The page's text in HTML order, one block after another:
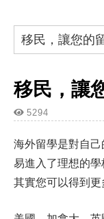
移民，讓您的
移民，讓
5294
海外留學是對自
易進入了理想的學
其實您可以得到更